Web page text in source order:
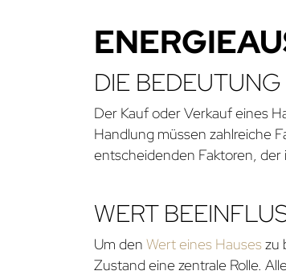
DIE
Der Kauf oder Verkauf eines
Handlung müssen zahlreiche
entscheidenden Faktoren,
WERT
Um den Wert eines Hauseszu
Zustand eine zentrale Rolle.